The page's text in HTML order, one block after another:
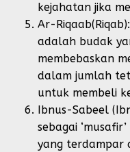
kejahatan jika
Ar-
adalah budak
membebaskan
dalam jumlah
untuk membeli
Ibnus-Sabeel
sebagai
yang terdampar